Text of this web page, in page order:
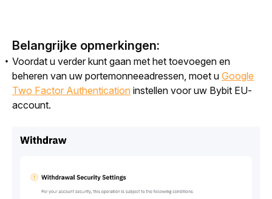
Belangrijke opmerkingen:
Voordat u verder kunt gaan met het toevoegen en
beheren van uw portemonneeadressen, moet u Google
Two Factor Authentication instellen voor uw Bybit EU-
account.